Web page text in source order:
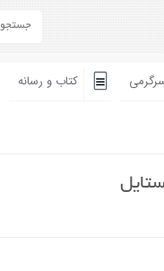
کتاب و رسانه